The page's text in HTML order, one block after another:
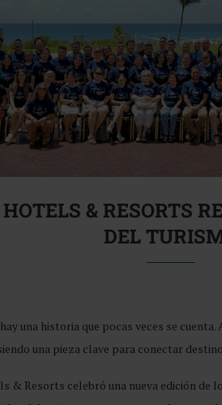
& RESORTS
DEL
una historia que pocas veces se
una pieza clave para conectar
& Resorts celebró una nueva edición de